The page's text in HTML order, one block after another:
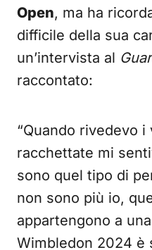
Open, ma ha
difficile della sua
un’intervista al
raccontato:
“Quando rivedevo i
racchettate mi
sono quel tipo di
non sono più io,
appartengono a
Wimbledon 2024 è